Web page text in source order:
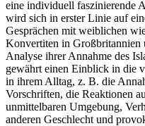
eine individuell faszinierende
wird sich in erster Linie auf
Gesprächen mit weiblichen
Konvertiten in Großbritannien
Analyse ihrer Annahme des
gewährt einen Einblick in die
in ihrem Alltag, z. B. die
Vorschriften, die Reaktionen
unmittelbaren Umgebung,
anderen Geschlecht und